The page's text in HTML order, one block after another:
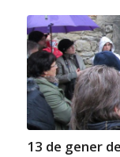
13 de gener